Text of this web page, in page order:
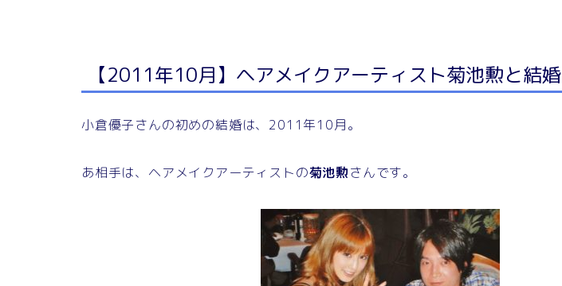
【2011年10月】ヘアメイクアーティスト菊池勲と結婚
小倉優子さんの初めの結婚は、2011年10月。
あ相手は、ヘアメイクアーティストの菊池勲さんです。